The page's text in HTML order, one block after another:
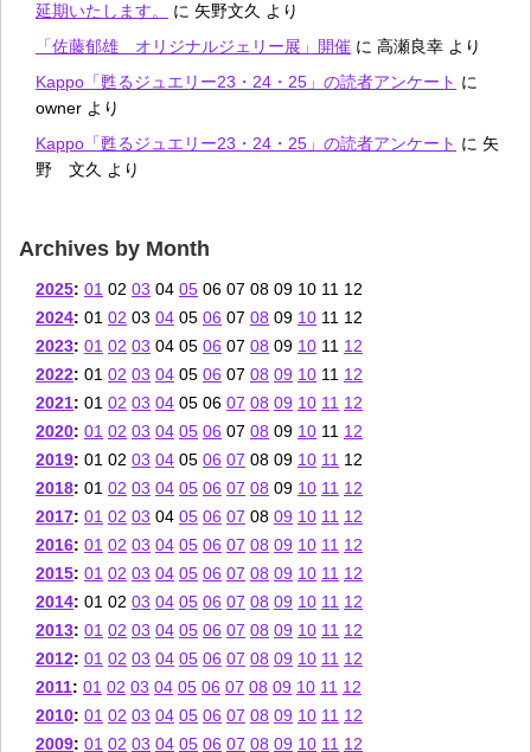
延期いたします。
に 矢野文久 より
「佐藤郁雄 オリジナルジェリー展」開催 に 高瀬良幸 より
Kappo「甦るジュエリー23・24・25」の読者アンケート に
owner より
Kappo「甦るジュエリー23・24・25」の読者アンケート に 矢
野 文久 より
Archives by Month
2025: 01 02 03 04 05 06 07 08 09 10 11 12
2024: 01 02 03 04 05 06 07 08 09 10 11 12
2023: 01 02 03 04 05 06 07 08 09 10 11 12
2022: 01 02 03 04 05 06 07 08 09 10 11 12
2021: 01 02 03 04 05 06 07 08 09 10 11 12
2020: 01 02 03 04 05 06 07 08 09 10 11 12
2019: 01 02 03 04 05 06 07 08 09 10 11 12
2018: 01 02 03 04 05 06 07 08 09 10 11 12
2017: 01 02 03 04 05 06 07 08 09 10 11 12
2016: 01 02 03 04 05 06 07 08 09 10 11 12
2015: 01 02 03 04 05 06 07 08 09 10 11 12
2014: 01 02 03 04 05 06 07 08 09 10 11 12
2013: 01 02 03 04 05 06 07 08 09 10 11 12
2012: 01 02 03 04 05 06 07 08 09 10 11 12
2011: 01 02 03 04 05 06 07 08 09 10 11 12
2010: 01 02 03 04 05 06 07 08 09 10 11 12
2009: 01 02 03 04 05 06 07 08 09 10 11 12